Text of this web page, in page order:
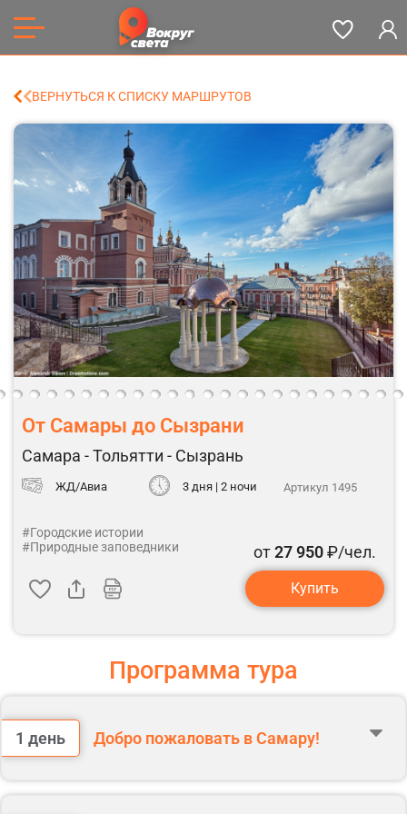
ВЕРНУТЬСЯ К СПИСКУ МАРШРУТОВ
От Самары до Сызрани
Самара - Тольятти - Сызрань
ЖД/Авиа 3 дня | 2 ночи Артикул 1495
#Городские истории
#Природные заповедники
от27 950₽/чел.
Купить
Программа тура
1 день Добро пожаловать в Самару!